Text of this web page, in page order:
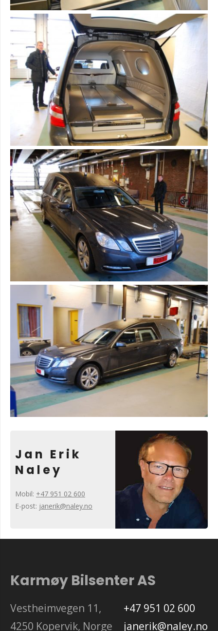
Jan Erik
Naley
Mobil: +47 951 02 600
E-post: janerik@naley.no
Karmøy Bilsenter AS
Vestheimvegen 11,
4250 Kopervik, Norge
+47 951 02 600
janerik@naley.no